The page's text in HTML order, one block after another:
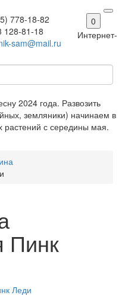
778-18-82
128-81-18
sam@mail.ru
0
Интернет-
2024 года. Развозить
земляники) начинаем в
растений с середины мая.
Пинк